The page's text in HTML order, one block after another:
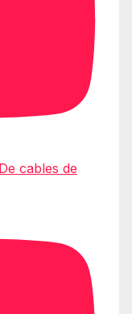
cables de